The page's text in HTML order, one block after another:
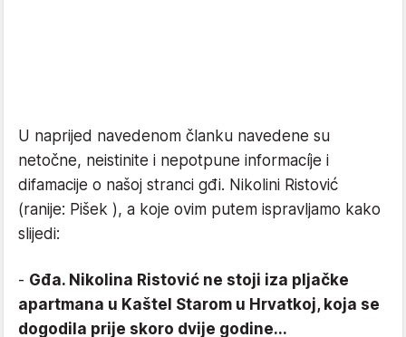
U naprijed navedenom članku navedene su
netočne, neistinite i nepotpune informacíje i
difamacije o našoj stranci gđi. Nikolini Ristović
(ranije: Pišek ), a koje ovim putem ispravljamo kako
slijedi:
- Gđa. Nikolina Ristović ne stoji iza pljačke
apartmana u Kaštel Starom u Hrvatkoj, koja se
dogodila prije skoro dvije godine...